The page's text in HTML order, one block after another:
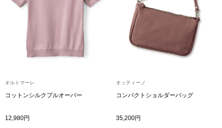
ランド
集
タンクトップ
トレーナー／
カーディガン
オルトマーレ
コットンシルクプルオーバー
12,980円
オッティーノ
コンパクトショルダーバッグ
35,200円